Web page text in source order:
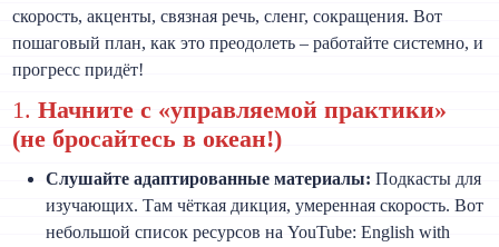
скорость, акценты, связная речь, сленг, сокращения. Вот
пошаговый план, как это преодолеть – работайте системно, и
прогресс придёт!
1.Начните с «управляемой практики»
(не бросайтесь в океан!)
Слушайте адаптированные материалы: Подкасты для
изучающих. Там чёткая дикция, умеренная скорость. Вот
небольшой список ресурсов на YouTube: English with